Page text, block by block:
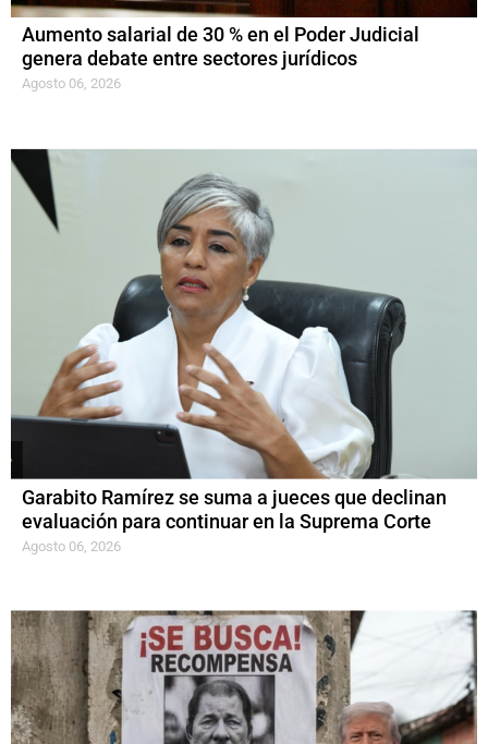
Aumento salarial de 30 % en el Poder Judicial
genera debate entre sectores jurídicos
Agosto 06, 2026
Garabito Ramírez se suma a jueces que declinan
evaluación para continuar en la Suprema Corte
Agosto 06, 2026